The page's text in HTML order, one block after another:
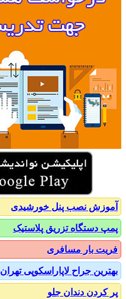
آموزش نصب پنل خورشیدی
پمپ دستگاه تزریق پلاستیک
فریت بار مسافری
بهترین جراح لاپاراسکوپی تهران
پر کردن دندان جلو